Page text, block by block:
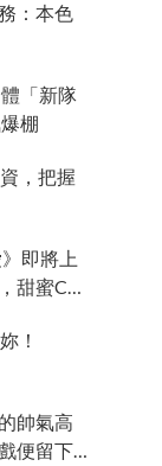
：本色
「新隊
棚
，把握
即將上
甜蜜CP
！
帥氣高
便留下